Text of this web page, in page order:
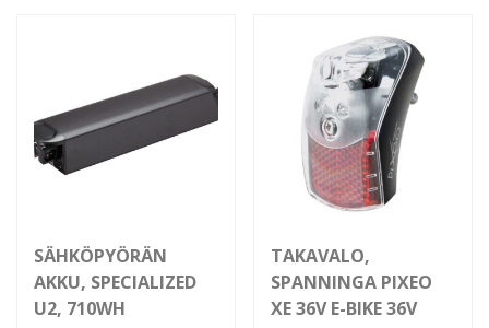
SÄHKÖPYÖRÄN
AKKU, SPECIALIZED
U2, 710WH
TAKAVALO,
SPANNINGA PIXEO
XE 36V E-BIKE 36V